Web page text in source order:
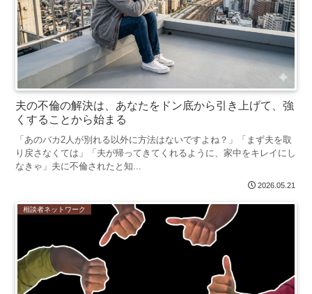
夫の不倫の解決は、あなたをドン底から引き上げて、強
くすることから始まる
「あのバカ2人が別れる以外に方法はないですよね？」「まず夫を取
り戻さなくては」「夫が帰ってきてくれるように、家中をキレイにし
なきゃ」夫に不倫されたと知...
2026.05.21
相談者ネットワーク